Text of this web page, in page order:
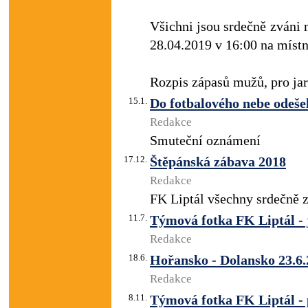
Všichni jsou srdečně zváni
28.04.2019 v 16:00 na
Rozpis zápasů mužů, pro
15.1. Do fotbalového nebe
Redakce
Smuteční oznámení
17.12. Štěpánská zábava 2018
Redakce
FK Liptál všechny srdečně
11.7. Týmová fotka FK Liptál -
Redakce
18.6. Hořansko - Dolansko
Redakce
8.11. Týmová fotka FK Liptál -